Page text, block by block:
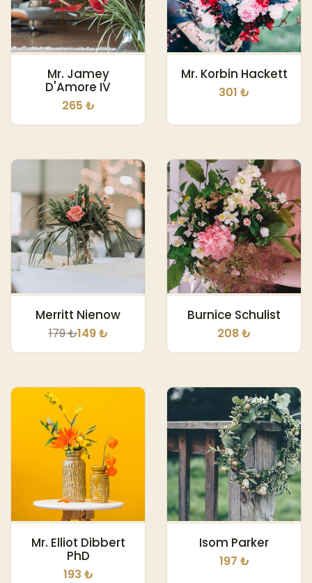
Mr. Jamey
D'Amore IV
265 ₺
Mr. Korbin Hackett
301 ₺
Merritt Nienow
179 ₺149 ₺
Burnice Schulist
208 ₺
Mr. Elliot Dibbert
PhD
193 ₺
Isom Parker
197 ₺